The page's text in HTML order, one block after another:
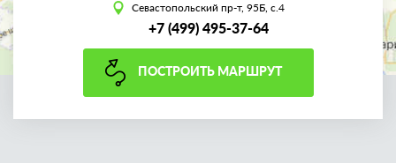
Севастопольский пр-т, 95Б, с.4
+7 (499) 495-37-64
ПОСТРОИТЬ МАРШРУТ